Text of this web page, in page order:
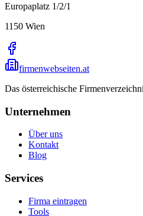
Europaplatz 1/2/1
1150 Wien
firmenwebseiten.at
Das österreichische
Unternehmen
Über uns
Kontakt
Blog
Services
Firma eintragen
Tools